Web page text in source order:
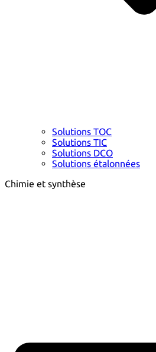
Solutions TOC
Solutions TIC
Solutions DCO
Solutions étalonnées
Chimie et synthèse